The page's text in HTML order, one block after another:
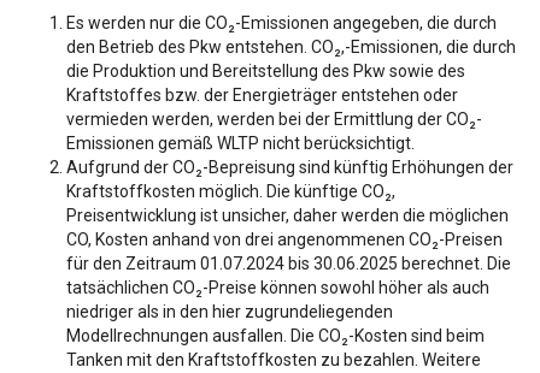
Es werden nur die CO₂-Emissionen angegeben, die durch
den Betrieb des Pkw entstehen. CO₂,-Emissionen, die durch
die Produktion und Bereitstellung des Pkw sowie des
Kraftstoffes bzw. der Energieträger entstehen oder
vermieden werden, werden bei der Ermittlung der CO₂-
Emissionen gemäß WLTP nicht berücksichtigt.
Aufgrund der CO₂-Bepreisung sind künftig Erhöhungen der
Kraftstoffkosten möglich. Die künftige CO₂,
Preisentwicklung ist unsicher, daher werden die möglichen
CO, Kosten anhand von drei angenommenen CO₂-Preisen
für den Zeitraum 01.07.2024 bis 30.06.2025 berechnet. Die
tatsächlichen CO₂-Preise können sowohl höher als auch
niedriger als in den hier zugrundeliegenden
Modellrechnungen ausfallen. Die CO₂-Kosten sind beim
Tanken mit den Kraftstoffkosten zu bezahlen. Weitere